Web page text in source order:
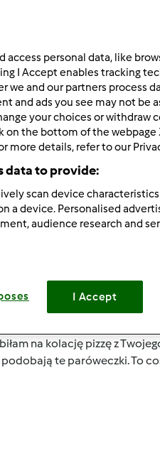
Brykanie to nie było, ale
Nie zawsze lekko, łatwo i
albo choc w pobliżu?
aż znalazłysmy
sama tego doświadczyłam
stresy i dramaty.
Spróbuję jak kupię kiwi.
na kolację pizzę z
te paróweczki. To
access personal data, like
I Accept enables tracking
we and our partners process
and ads you see may not be
your choices or withdraw
on the bottom of the webpage
more details, refer to our
data to provide:
scan device
a device. Personalised
audience research and
I Accept